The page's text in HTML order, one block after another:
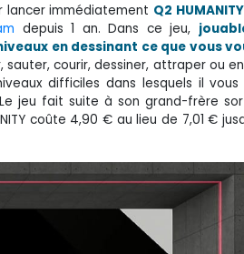
lancer immédiatement Q2 HUMANITY
depuis 1 an. Dans ce jeu,
en dessinant ce que vous
sauter, courir, dessiner, attraper ou
difficiles dans lesquels il vous
jeu fait suite à son grand-frère
coûte 4,90 € au lieu de 7,01 €